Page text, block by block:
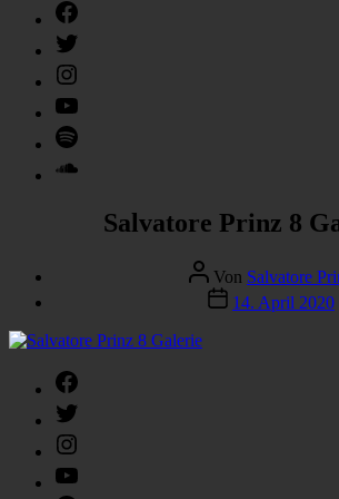
Facebook
Twitter
Instagram
YouTube
Spotify
SoundCloud
Salvatore Prinz 8
Beitragsautor
Von Salvatore
14. April 2020
Facebook
Twitter
Instagram
YouTube